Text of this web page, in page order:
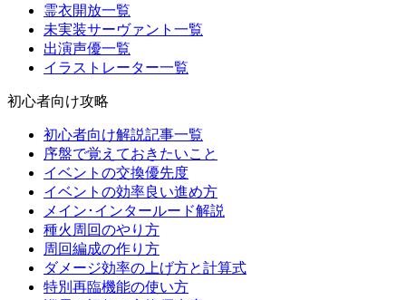
霊衣開放一覧
未実装サーヴァント一覧
出演声優一覧
イラストレーター一覧
初心者向け攻略
初心者向け解説記事一覧
序盤で覚えておきたいこと
イベントの交換優先度
イベントの効率良い進め方
メイン･インタールード解説
種火周回のやり方
周回編成の作り方
ダメージ効率の上げ方と計算式
特別再臨機能の使い方